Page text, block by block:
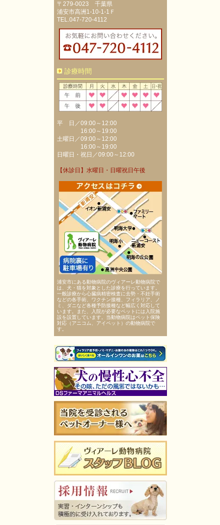
〒279-0023 千葉県
浦安市高洲1-10-1-1Ｆ
TEL.047-720-4112
診療時間
平 日／09:00～12:00
16:00～19:00
土曜日／09:00～12:00
16:00～19:00
日曜日・祝日／09:00～12:00
【休診日】水曜日・日曜祝日午後
浦安市にある動物病院のヴィアーレ動物病院で
は、犬・猫を対象とした診療を行っています。
一般診療から心臓病精密検査に去勢・不妊手術
などの各手術、ワクチン接種、フィラリア、ノ
ミ、ダニなど各種予防接種など幅広く対応して
います。また、入院が必要なペットには入院施
設を設置しています。当動物病院はペット保険
対応（アニコム、アイペット）の動物病院で
す。